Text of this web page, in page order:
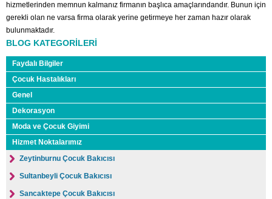
hizmetlerinden memnun kalmanız firmanın başlıca amaçlarındandır. Bunun için
gerekli olan ne varsa firma olarak yerine getirmeye her zaman hazır olarak
bulunmaktadır.
BLOG KATEGORİLERİ
Faydalı Bilgiler
Çocuk Hastalıkları
Genel
Dekorasyon
Moda ve Çocuk Giyimi
Hizmet Noktalarımız
Zeytinburnu Çocuk Bakıcısı
Sultanbeyli Çocuk Bakıcısı
Sancaktepe Çocuk Bakıcısı